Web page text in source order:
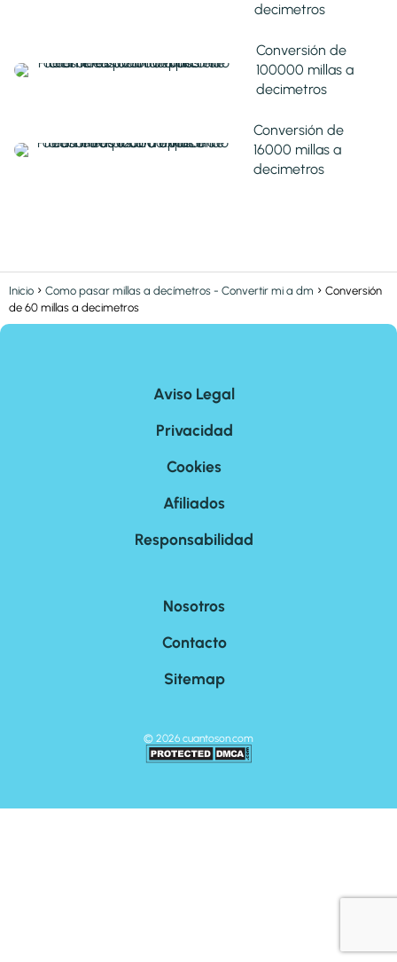
decimetros
Conversión de
100000 millas a
decimetros
Conversión de
16000 millas a
decimetros
Inicio Como pasar millas a decímetros - Convertir mi a dm
Conversión
de 60 millas a decimetros
Aviso Legal
Privacidad
Cookies
Afiliados
Responsabilidad
Nosotros
Contacto
Sitemap
© 2026 cuantoson.com